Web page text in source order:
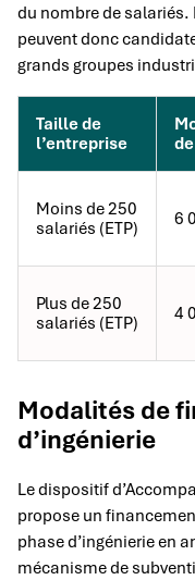
du nombre de salariés.
peuvent donc
grands groupes
Taille de
l’entreprise
Moins de 250
salariés (ETP)
6
Plus de 250
salariés (ETP)
4
Modalités de
d’ingénierie
Le dispositif
propose un
phase d’ingénierie en
mécanisme de